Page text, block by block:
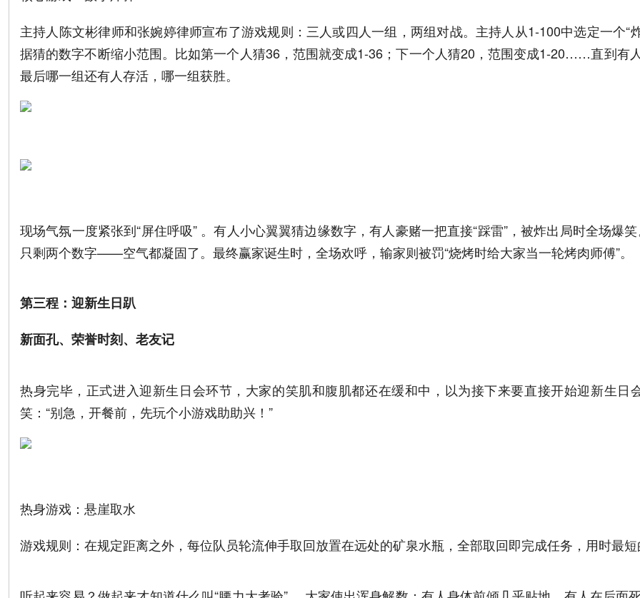
主持人陈文彬律师和张婉婷律师宣布了游戏规则：三人或四人一组，两组对战。主持人从1-100中选定一个
据猜的数字不断缩小范围。比如第一个人猜36，范围就变成1-36；下一个人猜20，范围变成1-20……直到有
最后哪一组还有人存活，哪一组获胜。
现场气氛一度紧张到“屏住呼吸” 。有人小心翼翼猜边缘数字，有人豪赌一把直接“踩雷”，被炸出局时全场爆
只剩两个数字——空气都凝固了。最终赢家诞生时，全场欢呼，输家则被罚“烧烤时给大家当一轮烤肉师傅”。
第三程：迎新生日趴
新面孔、荣誉时刻、老友记
热身完毕，正式进入迎新生日会环节，大家的笑肌和腹肌都还在缓和中，以为接下来要直接开始迎新生
笑：“别急，开餐前，先玩个小游戏助助兴！”
热身游戏：悬崖取水
游戏规则：在规定距离之外，每位队员轮流伸手取回放置在远处的矿泉水瓶，全部取回即完成任务，用时最